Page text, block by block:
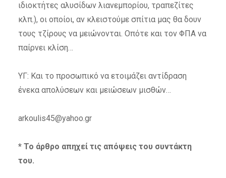
ιδιοκτήτες αλυσίδων λιανεμπορίου, τραπεζίτες
κλπ.), οι οποίοι, αν κλειστούμε σπίτια μας θα δουν
τους τζίρους να μειώνονται. Οπότε και τον ΦΠΑ να
παίρνει κλίση…
ΥΓ: Και το προσωπικό να ετοιμάζει αντίδραση
ένεκα απολύσεων και μειώσεων μισθών…
arkoulis45@yahoo.gr
* Το άρθρο απηχεί τις απόψεις του συντάκτη
του.